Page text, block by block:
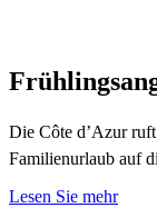
Die Côte d’Azur ruft
Familienurlaub auf
Lesen Sie mehr